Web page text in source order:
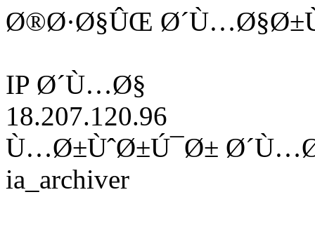
Ø®Ø·Ø§ÛŒ
IP Ø´Ù…Ø§
18.207.120.96
Ù…Ø±ÙˆØ±Ú¯Ø±
ia_archiver